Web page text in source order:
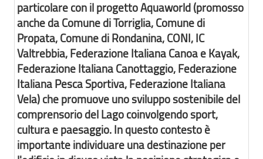
particolare con il progetto Aquaworld (promosso
anche da Comune di Torriglia, Comune di
Propata, Comune di Rondanina, CONI, IC
Valtrebbia, Federazione Italiana Canoa e Kayak,
Federazione Italiana Canottaggio, Federazione
Italiana Pesca Sportiva, Federazione Italiana
Vela) che promuove uno sviluppo sostenibile del
comprensorio del Lago coinvolgendo sport,
cultura e paesaggio. In questo contesto è
importante individuare una destinazione per